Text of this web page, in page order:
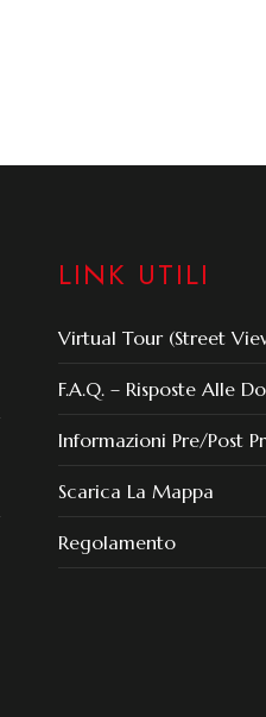
LINK UTILI
Virtual Tour (Street
F.A.Q. – Risposte Alle
Informazioni Pre/post
Scarica La Mappa
Regolamento